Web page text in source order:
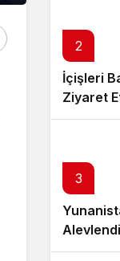
2
İçişleri
Ziyaret
3